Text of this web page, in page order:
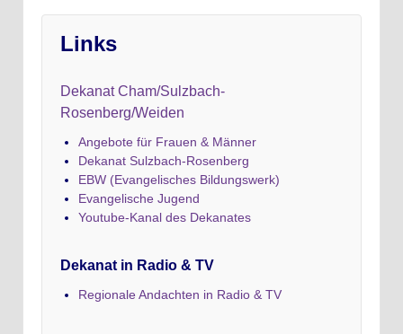
Links
Dekanat Cham/Sulzbach-
Rosenberg/Weiden
Angebote für Frauen & Männer
Dekanat Sulzbach-Rosenberg
EBW (Evangelisches Bildungswerk)
Evangelische Jugend
Youtube-Kanal des Dekanates
Dekanat in Radio & TV
Regionale Andachten in Radio & TV